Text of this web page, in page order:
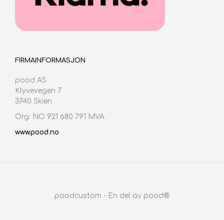
FIRMAINFORMASJON
pood AS
Klyvevegen 7
3740 Skien
Org: NO 921 680 791 MVA
www.pood.no
poodcustom - En del av pood®